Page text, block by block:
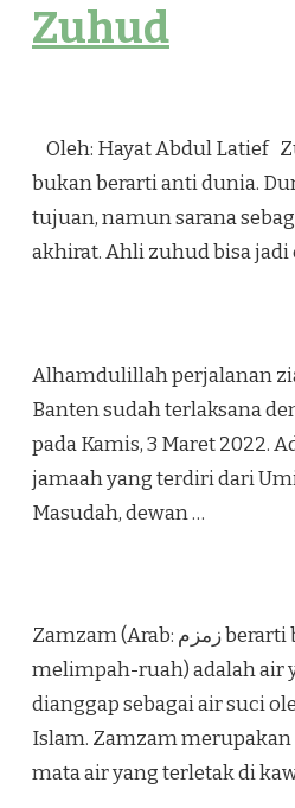
Zuhud
Oleh: Hayat Abdul Latief
bukan berarti anti dunia.
tujuan, namun sarana
akhirat. Ahli zuhud bisa jadi
Alhamdulillah perjalanan
Banten sudah terlaksana
pada Kamis, 3 Maret 2022.
jamaah yang terdiri dari
Masudah, dewan …
Zamzam (Arab: زمزم‎ berarti banyak,
melimpah-ruah) adalah air
dianggap sebagai air suci
Islam. Zamzam
mata air yang terletak di